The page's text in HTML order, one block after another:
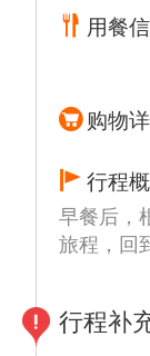
演不看无
中行进与
间你可
【温馨提
现象，建
2、进入
内环保车
点汇合不
一神山”
BUS返
温馨提示
区，每天
门票及
制，必须
前请提醒
差价。景
索道A、
用餐
购物
行程
早餐后，
旅程，回
行程补